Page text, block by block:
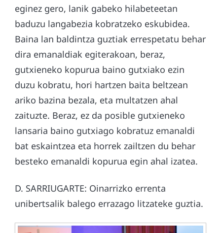
eginez gero, lanik gabeko hilabeteetan
baduzu langabezia kobratzeko eskubidea.
Baina lan baldintza guztiak errespetatu behar
dira emanaldiak egiterakoan, beraz,
gutxieneko kopurua baino gutxiako ezin
duzu kobratu, hori hartzen baita beltzean
ariko bazina bezala, eta multatzen ahal
zaituzte. Beraz, ez da posible gutxieneko
lansaria baino gutxiago kobratuz emanaldi
bat eskaintzea eta horrek zailtzen du behar
besteko emanaldi kopurua egin ahal izatea.
D. SARRIUGARTE: Oinarrizko errenta
unibertsalik balego errazago litzateke guztia.